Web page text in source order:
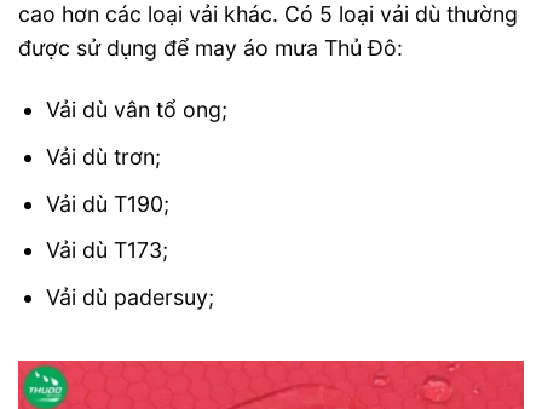
cao hơn các loại vải khác. Có 5 loại vải dù thường
được sử dụng để may áo mưa Thủ Đô:
Vải dù vân tổ ong;
Vải dù trơn;
Vải dù T190;
Vải dù T173;
Vải dù padersuy;